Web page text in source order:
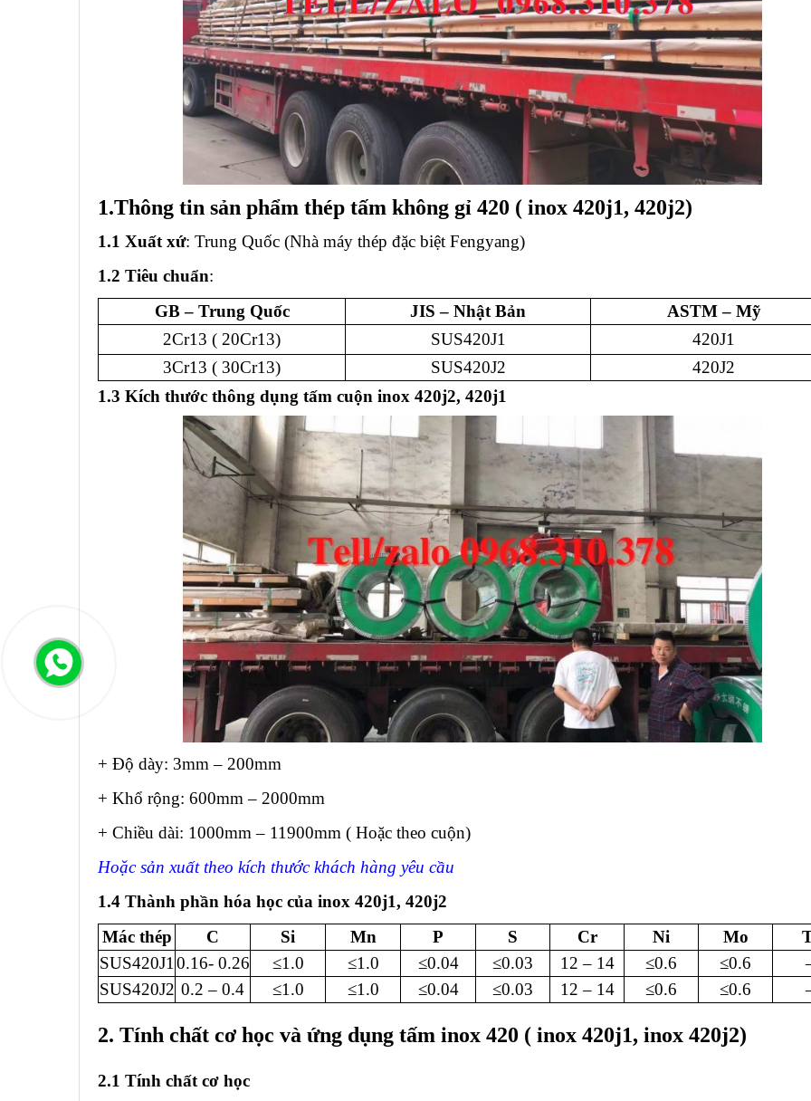
1.Thông tin sản phẩm thép tấm không gỉ 420 ( inox 420j1, 420j2)
1.1 Xuất xứ: Trung Quốc (Nhà máy thép đặc biệt Fengyang)
1.2 Tiêu chuẩn:
GB – Trung Quốc
JIS – Nhật Bản
ASTM – Mỹ
2Cr13 ( 20Cr13)
SUS420J1
420J1
3Cr13 ( 30Cr13)
SUS420J2
420J2
1.3 Kích thước thông dụng tấm cuộn inox 420j2, 420j1
+ Độ dày: 3mm – 200mm
+ Khổ rộng: 600mm – 2000mm
+ Chiều dài: 1000mm – 11900mm ( Hoặc theo cuộn)
Hoặc sản xuất theo kích thước khách hàng yêu cầu
1.4 Thành phần hóa học của inox 420j1, 420j2
Mác thép
C Si Mn P S Cr Ni Mo
SUS420J1 0.16- 0.26 ≤1.0 ≤1.0 ≤0.04 ≤0.03 12 – 14 ≤0.6 ≤0.6
SUS420J2 0.2 – 0.4 ≤1.0 ≤1.0 ≤0.04 ≤0.03 12 – 14 ≤0.6 ≤0.6
2. Tính chất cơ học và ứng dụng tấm inox 420 ( inox 420j1, inox 420j2)
2.1 Tính chất cơ học